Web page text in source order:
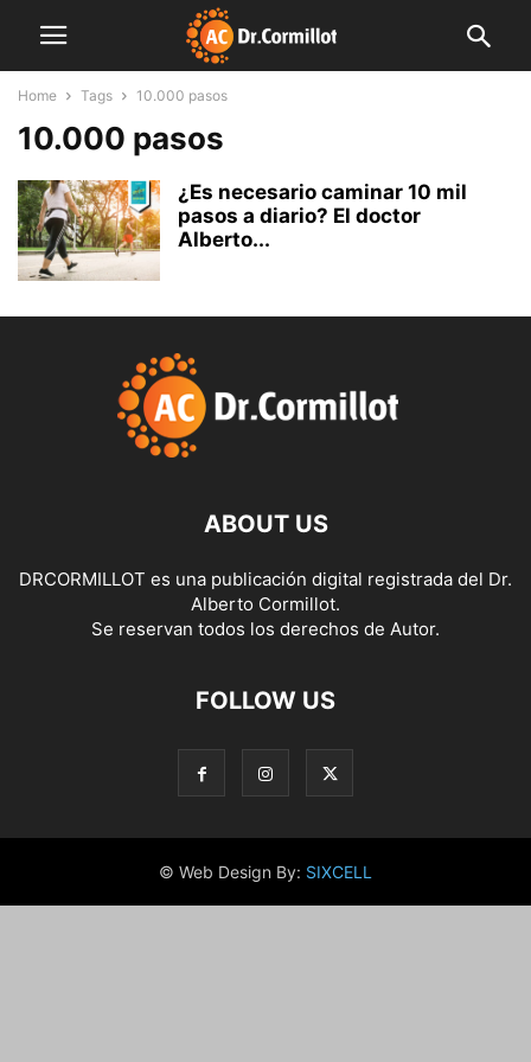
Home Tags 10.000 pasos
10.000 pasos
¿Es necesario caminar 10 mil
pasos a diario? El doctor
Alberto...
ABOUT US
DRCORMILLOT es una publicación digital registrada del Dr.
Alberto Cormillot.
Se reservan todos los derechos de Autor.
FOLLOW US
© Web Design By: SIXCELL